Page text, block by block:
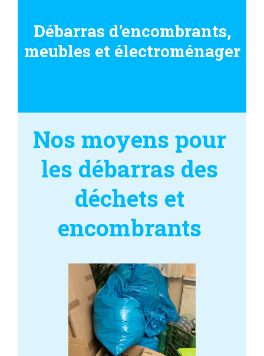
Débarras d’encombrants,
meubles et électroménager
Nos moyens pour
les débarras des
déchets et
encombrants